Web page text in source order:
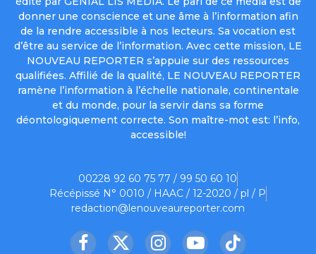
donner une conscience et une âme à l’information afin
de la rendre accessible à nos lecteurs. Sa vocation est
d’être au service de l’information. Avec cette mission, LE
NOUVEAU REPORTER s’appuie sur des ressources
qualifiées. Affilié de la qualité, LE NOUVEAU REPORTER
ramène l’information à l’échelle nationale, continentale
et du monde, pour la servir dans sa forme
déontologiquement correcte. Son maître-mot est: l’info,
accessible!
00228 92 60 75 77 / 99 50 60 10
Récépissé N° 0010 / HAAC / 12-2020 / pl / P
redaction@lenouveaureporter.com
Facebook
X InstagramYouTubeTikTok